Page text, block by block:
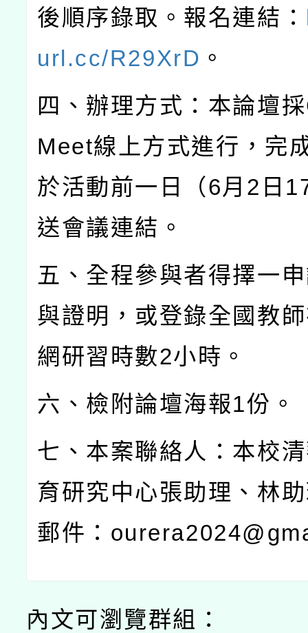
後順序錄取。報名連結：
url.cc/R29XrD 。
四、辦理方式：本論壇採
Meet線上方式進行，完
於活動前一日（6月 2 日
送會議連結。
五、全程參與者得擇一
與證明，或登錄全國教
網研習時數2小時。
六、檢附論壇海報1份。
七、本案聯絡人：本校
育研究中心張助理、林
郵件：
內文可瀏覽群組：